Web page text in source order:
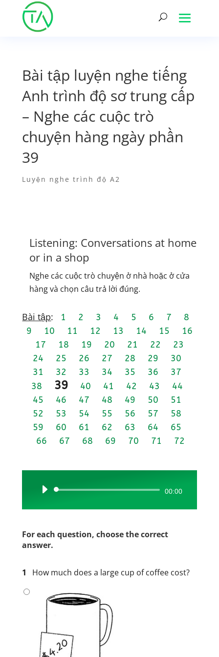
Bài tập luyện nghe tiếng
Anh trình độ sơ trung cấp
– Nghe các cuộc trò
chuyện hàng ngày phần
39
Luyện nghe trình độ A2
Listening: Conversations at home
or in a shop
Nghe các cuộc trò chuyện ở nhà hoặc ở cửa
hàng và chọn câu trả lời đúng.
Bài tập: 1 2 3 4 5 6 7
8
9
10 11 12 13 14 15
16
17
18 19 20 21 22
23
24
25 26 27 28 29
30
31
32 33 34 35 36
37
38
39 40 41 42 43
44
45
46 47 48 49 50
51
52
53 54 55 56 57
58
59
60 61 62 63 64
65
66
67 68 69 70 71 72
Audio
00:00
For each question, choose the correct
answer.
1 How much does a large cup of coffee cost?